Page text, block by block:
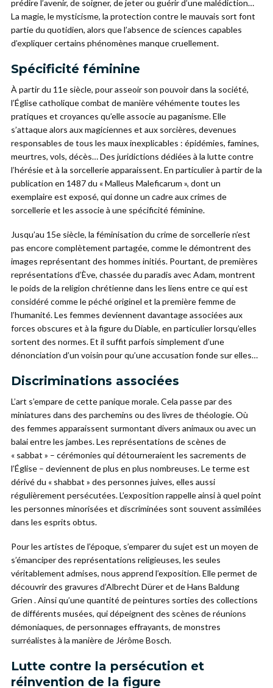
prédire l’avenir, de soigner, de jeter ou guérir d’une malédiction…
La magie, le mysticisme, la protection contre le mauvais sort font
partie du quotidien, alors que l’absence de sciences capables
d’expliquer certains phénomènes manque cruellement.
Spécificité féminine
À partir du 11e siècle, pour asseoir son pouvoir dans la société,
l’Église catholique combat de manière véhémente toutes les
pratiques et croyances qu’elle associe au paganisme. Elle
s’attaque alors aux magiciennes et aux sorcières, devenues
responsables de tous les maux inexplicables : épidémies, famines,
meurtres, vols, décès… Des juridictions dédiées à la lutte contre
l’hérésie et à la sorcellerie apparaissent. En particulier à partir de la
publication en 1487 du « Malleus Maleficarum », dont un
exemplaire est exposé, qui donne un cadre aux crimes de
sorcellerie et les associe à une spécificité féminine.
Jusqu’au 15e siècle, la féminisation du crime de sorcellerie n’est
pas encore complètement partagée, comme le démontrent des
images représentant des hommes initiés. Pourtant, de premières
représentations d’Ève, chassée du paradis avec Adam, montrent
le poids de la religion chrétienne dans les liens entre ce qui est
considéré comme le péché originel et la première femme de
l’humanité. Les femmes deviennent davantage associées aux
forces obscures et à la figure du Diable, en particulier lorsqu’elles
sortent des normes. Et il suffit parfois simplement d’une
dénonciation d’un voisin pour qu’une accusation fonde sur elles…
Discriminations associées
L’art s’empare de cette panique morale. Cela passe par des
miniatures dans des parchemins ou des livres de théologie. Où
des femmes apparaissent surmontant divers animaux ou avec un
balai entre les jambes. Les représentations de scènes de
« sabbat » – cérémonies qui détourneraient les sacrements de
l’Église – deviennent de plus en plus nombreuses. Le terme est
dérivé du « shabbat » des personnes juives, elles aussi
régulièrement persécutées. L’exposition rappelle ainsi à quel point
les personnes minorisées et discriminées sont souvent assimilées
dans les esprits obtus.
Pour les artistes de l’époque, s’emparer du sujet est un moyen de
s’émanciper des représentations religieuses, les seules
véritablement admises, nous apprend l’exposition. Elle permet de
découvrir des gravures d’Albrecht Dürer et de Hans Baldung
Grien . Ainsi qu’une quantité de peintures sorties des collections
de différents musées, qui dépeignent des scènes de réunions
démoniaques, de personnages effrayants, de monstres
surréalistes à la manière de Jérôme Bosch.
Lutte contre la persécution et
réinvention de la figure